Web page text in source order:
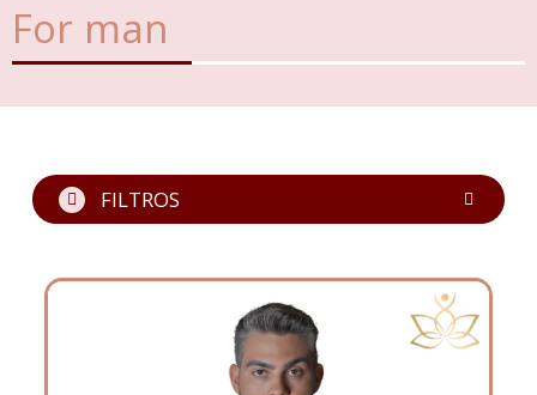
For man
FILTROS